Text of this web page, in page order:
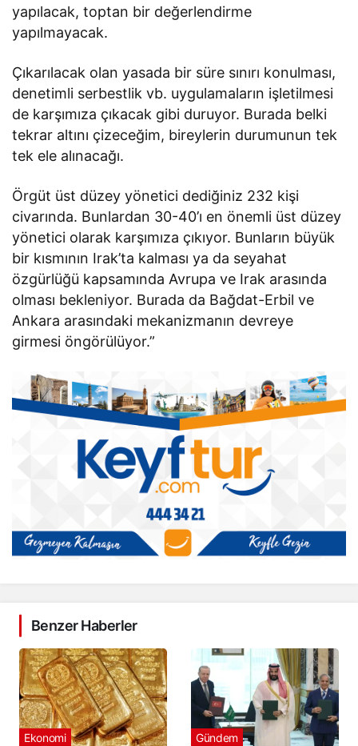
yapılacak, toptan bir değerlendirme
yapılmayacak.
Çıkarılacak olan yasada bir süre sınırı konulması,
denetimli serbestlik vb. uygulamaların işletilmesi
de karşımıza çıkacak gibi duruyor. Burada belki
tekrar altını çizeceğim, bireylerin durumunun tek
tek ele alınacağı.
Örgüt üst düzey yönetici dediğiniz 232 kişi
civarında. Bunlardan 30-40’ı en önemli üst düzey
yönetici olarak karşımıza çıkıyor. Bunların büyük
bir kısmının Irak’ta kalması ya da seyahat
özgürlüğü kapsamında Avrupa ve Irak arasında
olması bekleniyor. Burada da Bağdat-Erbil ve
Ankara arasındaki mekanizmanın devreye
girmesi öngörülüyor.”
Benzer Haberler
Ekonomi Gündem